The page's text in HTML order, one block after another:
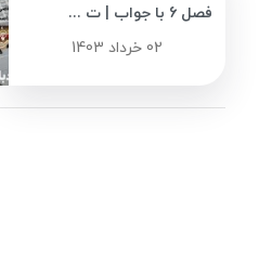
فصل 6 با جواب | ت ...
02 خرداد 1403